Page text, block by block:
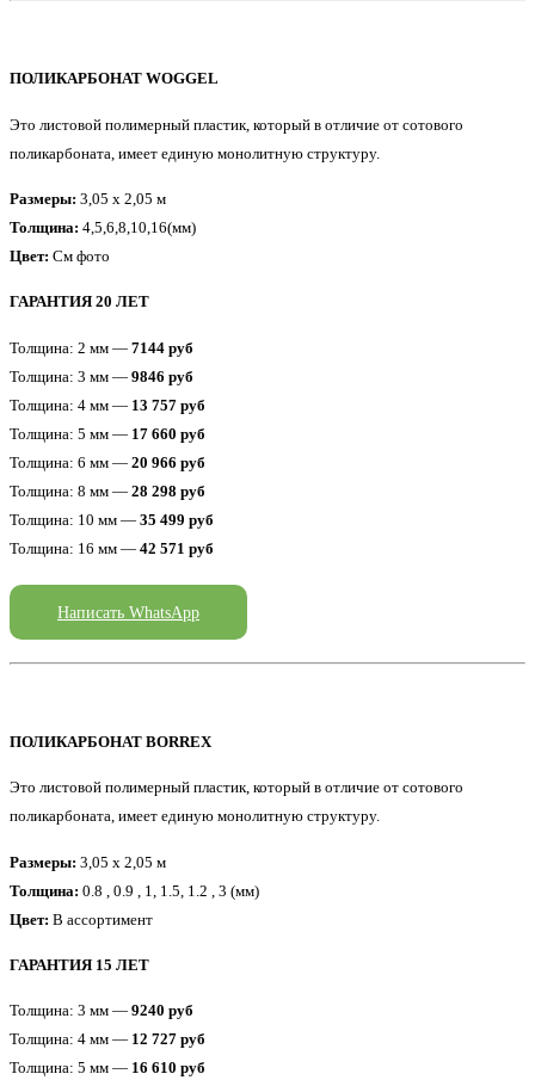
ПОЛИКАРБОНАТ WOGGEL
Это листовой полимерный пластик, который в отличие от сотового
поликарбоната, имеет единую монолитную структуру.
Размеры: 3,05 x 2,05 м
Толщина: 4,5,6,8,10,16(мм)
Цвет: См фото
ГАРАНТИЯ 20 ЛЕТ
Толщина: 2 мм — 7144 руб
Толщина: 3 мм — 9846 руб
Толщина: 4 мм — 13 757 руб
Толщина: 5 мм — 17 660 руб
Толщина: 6 мм — 20 966 руб
Толщина: 8 мм — 28 298 руб
Толщина: 10 мм — 35 499 руб
Толщина: 16 мм — 42 571 руб
Написать WhatsApp
ПОЛИКАРБОНАТ BORREX
Это листовой полимерный пластик, который в отличие от сотового
поликарбоната, имеет единую монолитную структуру.
Размеры: 3,05 x 2,05 м
Толщина: 0.8 , 0.9 , 1, 1.5, 1.2 , 3 (мм)
Цвет: В ассортимент
ГАРАНТИЯ 15 ЛЕТ
Толщина: 3 мм — 9240 руб
Толщина: 4 мм — 12 727 руб
Толщина: 5 мм — 16 610 руб